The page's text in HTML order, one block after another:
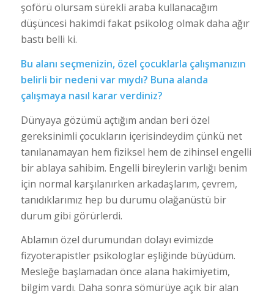
şoförü olursam sürekli araba kullanacağım
düşüncesi hakimdi fakat psikolog olmak daha ağır
bastı belli ki.
Bu alanı seçmenizin, özel çocuklarla çalışmanızın
belirli bir nedeni var mıydı? Buna alanda
çalışmaya nasıl karar verdiniz?
Dünyaya gözümü açtığım andan beri özel
gereksinimli çocukların içerisindeydim çünkü net
tanılanamayan hem fiziksel hem de zihinsel engelli
bir ablaya sahibim. Engelli bireylerin varlığı benim
için normal karşılanırken arkadaşlarım, çevrem,
tanıdıklarımız hep bu durumu olağanüstü bir
durum gibi görürlerdi.
Ablamın özel durumundan dolayı evimizde
fizyoterapistler psikologlar eşliğinde büyüdüm.
Mesleğe başlamadan önce alana hakimiyetim,
bilgim vardı. Daha sonra sömürüye açık bir alan